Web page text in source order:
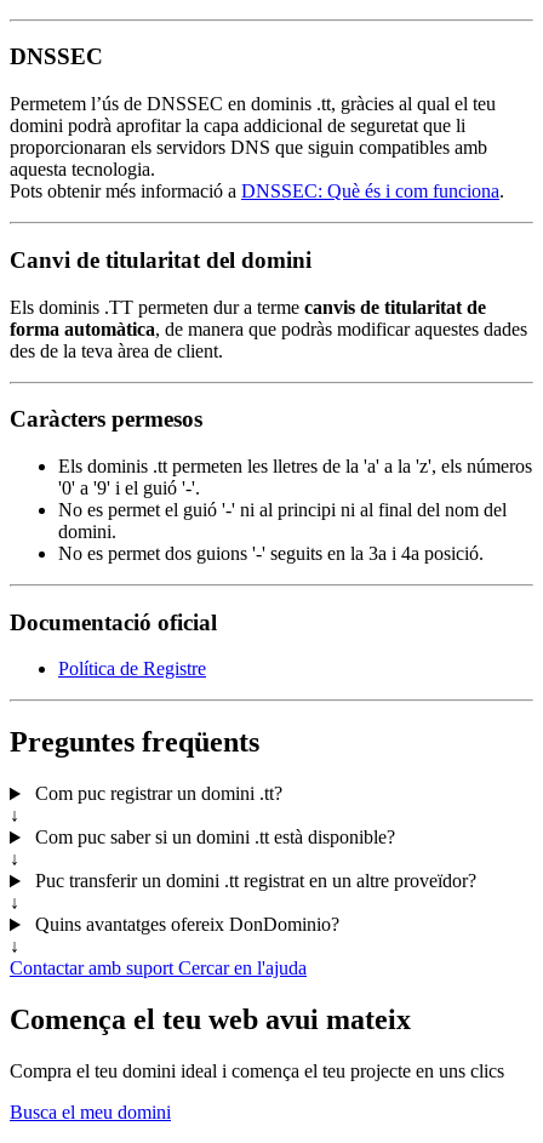
DNSSEC
Permetem l’ús de DNSSEC en dominis .tt, gràcies al qual el teu
domini podrà aprofitar la capa addicional de seguretat que li
proporcionaran els servidors DNS que siguin compatibles amb
aquesta tecnologia.
Pots obtenir més informació a DNSSEC: Què és i com funciona.
Canvi de titularitat del domini
Els dominis .TT permeten dur a terme canvis de titularitat de
forma automàtica, de manera que podràs modificar aquestes dades
des de la teva àrea de client.
Caràcters permesos
Els dominis .tt permeten les lletres de la 'a' a la 'z', els números
'0' a '9' i el guió '-'.
No es permet el guió '-' ni al principi ni al final del nom del
domini.
No es permet dos guions '-' seguits en la 3a i 4a posició.
Documentació oficial
Política de Registre
Preguntes freqüents
Com puc registrar un domini .tt?
↓
Com puc saber si un domini .tt està disponible?
↓
Puc transferir un domini .tt registrat en un altre proveïdor?
↓
Quins avantatges ofereix DonDominio?
↓
Contactar amb suport Cercar en l'ajuda
Comença el teu web avui mateix
Compra el teu domini ideal i comença el teu projecte en uns clics
Busca el meu domini